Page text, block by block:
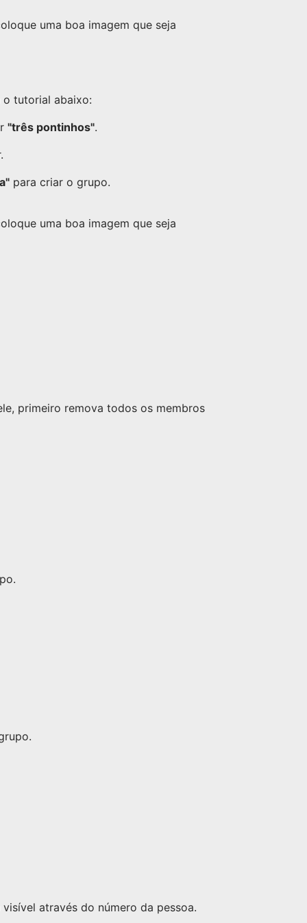
uma boa imagem que seja
o tutorial abaixo:
"três pontinhos".
para criar o grupo.
uma boa imagem que seja
primeiro remova todos os membros
através do número da pessoa.